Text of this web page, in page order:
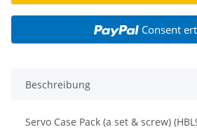
Consent
Beschreibung
Servo Case Pack (a set & screw)